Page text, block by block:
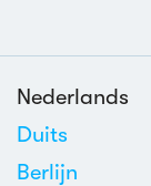
Nederlands
Duits
Berlijn